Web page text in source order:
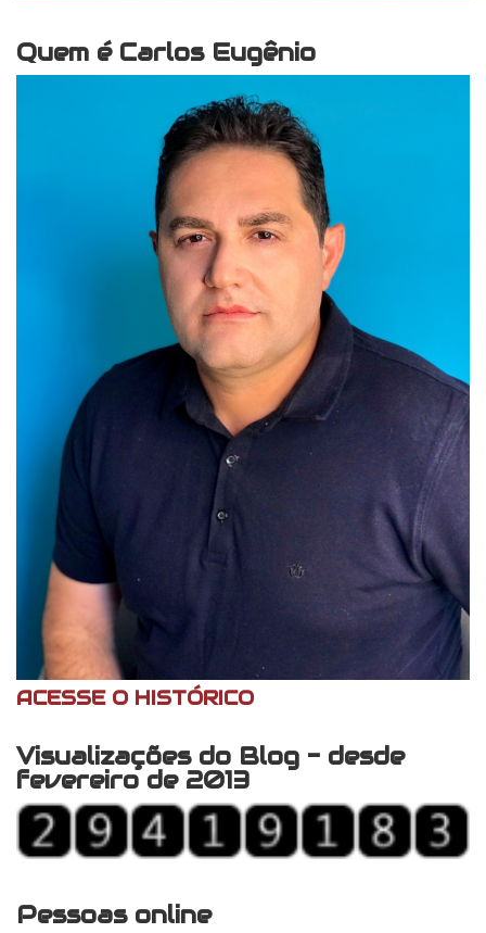
Quem é Carlos Eugênio
ACESSE O HISTÓRICO
Visualizações do Blog - desde
fevereiro de 2013
Pessoas online